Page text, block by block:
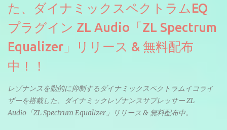
た、ダイナミックスペクトラムEQ
プラグイン ZL Audio「ZL Spectrum
Equalizer」リリース & 無料配布
中！！
レゾナンスを動的に抑制するダイナミックスペクトラムイコライ
ザーを搭載した、ダイナミックレゾナンスサプレッサー ZL
Audio「ZL Spectrum Equalizer」リリース & 無料配布中。